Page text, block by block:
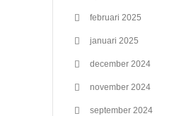
februari 2025
januari 2025
december 2024
november 2024
september 2024